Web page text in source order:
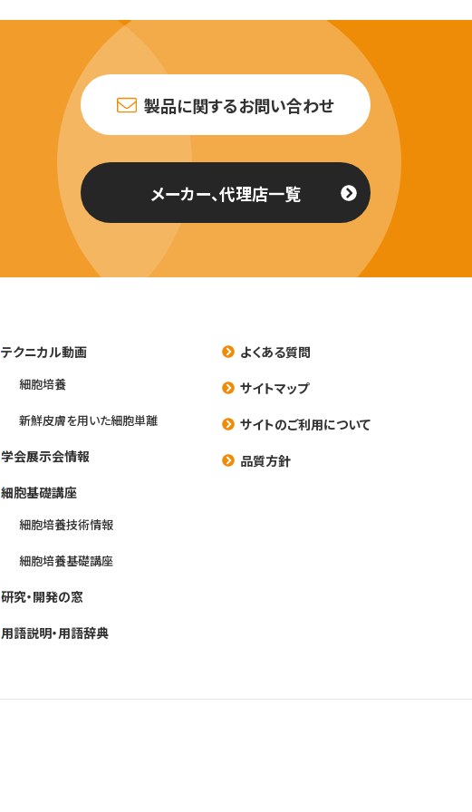
製品に関するお問い合わせ
メーカー、代理店一覧
テクニカル動画
細胞培養
新鮮皮膚を用いた細胞単離
学会展示会情報
細胞基礎講座
細胞培養技術情報
細胞培養基礎講座
研究・開発の窓
用語説明・用語辞典
よくある質問
サイトマップ
サイトのご利用について
品質方針